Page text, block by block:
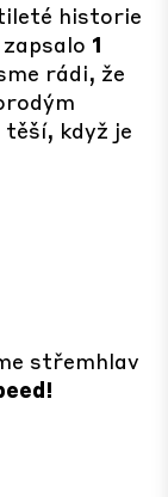
historie
1
rádi, že
když je
střemhlav